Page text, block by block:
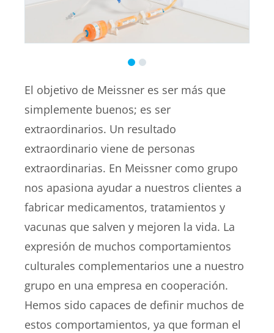
El objetivo de Meissner es ser más que
simplemente buenos; es ser
extraordinarios. Un resultado
extraordinario viene de personas
extraordinarias. En Meissner como grupo
nos apasiona ayudar a nuestros clientes a
fabricar medicamentos, tratamientos y
vacunas que salven y mejoren la vida. La
expresión de muchos comportamientos
culturales complementarios une a nuestro
grupo en una empresa en cooperación.
Hemos sido capaces de definir muchos de
estos comportamientos, ya que forman el